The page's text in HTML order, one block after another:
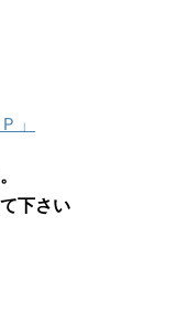
」
下さい